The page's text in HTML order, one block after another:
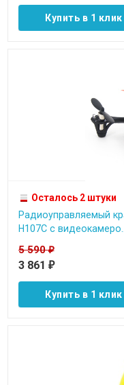
Купить в 1 клик
Осталось 2 штуки
Радиоуправляемый
H107C c видеокамеро...
5 590₽
3 861 ₽
Купить в 1 клик